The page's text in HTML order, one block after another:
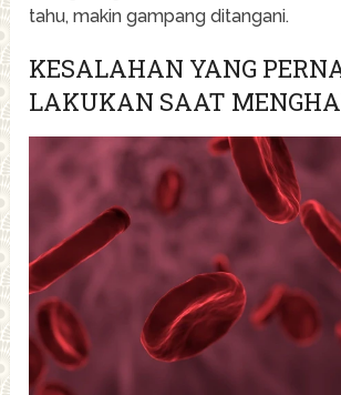
tahu, makin gampang ditangani.
KESALAHAN YANG
LAKUKAN SAAT